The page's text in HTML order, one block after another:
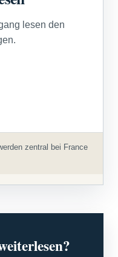
lesen den
zentral bei France